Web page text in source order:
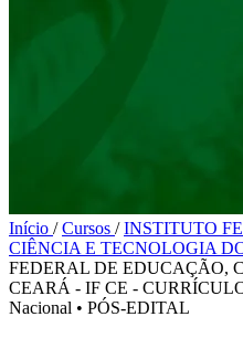
Início / Cursos / INSTITUTO
CIÊNCIA E TECNOLOGIA
FEDERAL DE EDUCAÇÃO,
CEARÁ - IF CE -
Nacional • PÓS-EDITAL